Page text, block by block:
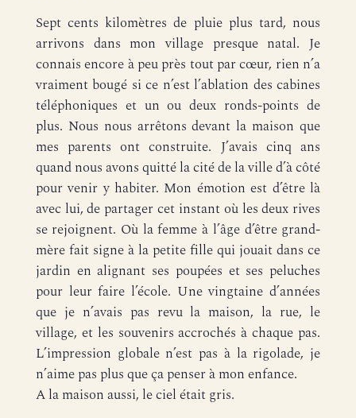
Sept cents kilomètres de pluie plus tard, nous
arrivons dans mon village presque natal. Je
connais encore à peu près tout par cœur, rien n’a
vraiment bougé si ce n’est l’ablation des cabines
téléphoniques et un ou deux ronds-points de
plus. Nous nous arrêtons devant la maison que
mes parents ont construite. J’avais cinq ans
quand nous avons quitté la cité de la ville d’à côté
pour venir y habiter. Mon émotion est d’être là
avec lui, de partager cet instant où les deux rives
se rejoignent. Où la femme à l’âge d’être grand-
mère fait signe à la petite fille qui jouait dans ce
jardin en alignant ses poupées et ses peluches
pour leur faire l’école. Une vingtaine d’années
que je n’avais pas revu la maison, la rue, le
village, et les souvenirs accrochés à chaque pas.
L’impression globale n’est pas à la rigolade, je
n’aime pas plus que ça penser à mon enfance.
A la maison aussi, le ciel était gris.